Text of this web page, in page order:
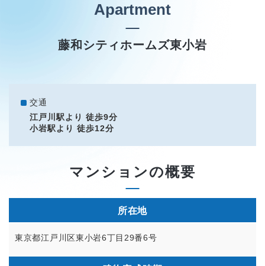
Apartment
藤和シティホームズ東小岩
交通
江戸川駅より 徒歩9分
小岩駅より 徒歩12分
マンションの概要
所在地
東京都江戸川区東小岩6丁目29番6号